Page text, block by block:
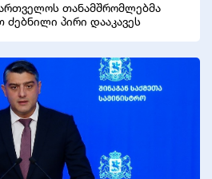
თანამშრომლებმა
პირი დააკავეს